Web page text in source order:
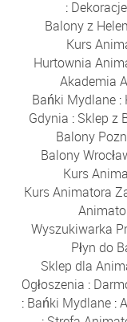
:
Balony z
Kurs
Hurtownia
Akademia
Bańki Mydlane :
Gdynia : Sklep z
Balony
Balony
Kurs
Kurs Animatora
Wyszukiwarka
Płyn do
Sklep dla
Ogłoszenia :
: Bańki Mydlane :